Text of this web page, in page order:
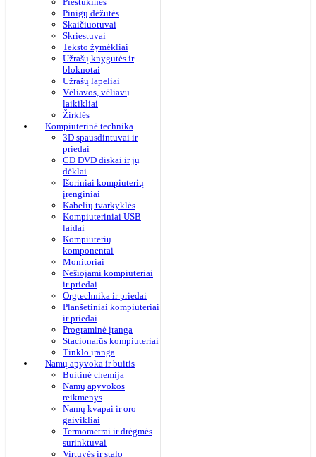
Pinigų dėžutės
Skaičiuotuvai
Skriestuvai
Teksto žymėkliai
Užrašų knygutės ir
bloknotai
Užrašų lapeliai
Vėliavos, vėliavų
laikikliai
Žirklės
Kompiuterinė technika
3D spausdintuvai ir
priedai
CD DVD diskai ir jų
dėklai
Išoriniai kompiuterių
įrenginiai
Kabelių tvarkyklės
Kompiuteriniai USB
laidai
Kompiuterių
komponentai
Monitoriai
Nešiojami kompiuteriai
ir priedai
Orgtechnika ir priedai
Planšetiniai kompiuteriai
ir priedai
Programinė įranga
Stacionarūs kompiuteriai
Tinklo įranga
Namų apyvoka ir buitis
Buitinė chemija
Namų apyvokos
reikmenys
Namų kvapai ir oro
gaivikliai
Termometrai ir drėgmės
surinktuvai
Virtuvės ir stalo